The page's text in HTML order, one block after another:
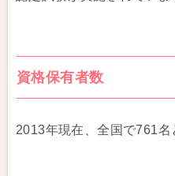
資格保有者数
2013年現在、全国で761名